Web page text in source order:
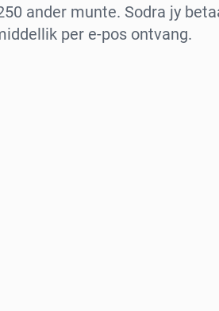
ander munte. Sodra jy
per e-pos ontvang.